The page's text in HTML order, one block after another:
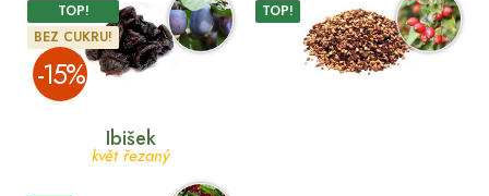
TOP!
BEZ CUKRU!
­-15%
TOP!
Ibišek
květ řezaný